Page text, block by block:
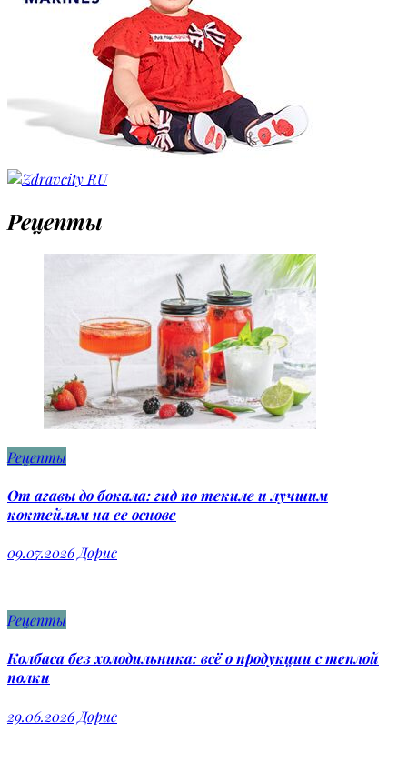
Рецепты
Рецепты
От агавы до бокала: гид по текиле и лучшим
коктейлям на ее основе
09.07.2026 Дорис
Рецепты
Колбаса без холодильника: всё о продукции с теплой
полки
29.06.2026 Дорис